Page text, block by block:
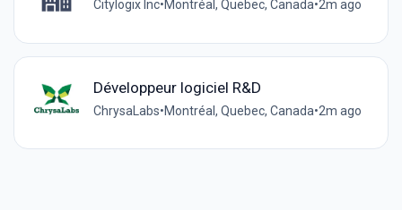
Citylogix Inc•Montréal, Quebec, Canada•2m ago
Développeur logiciel R&D
ChrysaLabs•Montréal, Quebec, Canada•2m ago